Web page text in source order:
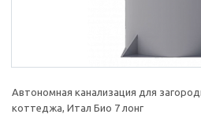
Автономная канализация для
коттеджа, Итал Био 7 лонг